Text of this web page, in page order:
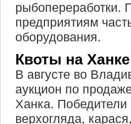
рыбопереработки.
предприятиям
оборудования.
Квоты на
В августе во
аукцион по
Ханка. Победители
верхогляда,